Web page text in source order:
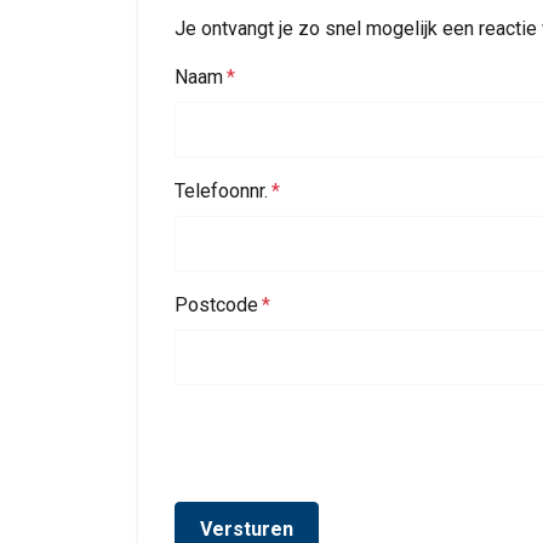
Je ontvangt je zo snel mogelijk een
Naam
Telefoonnr.
Postcode
Versturen
Deze